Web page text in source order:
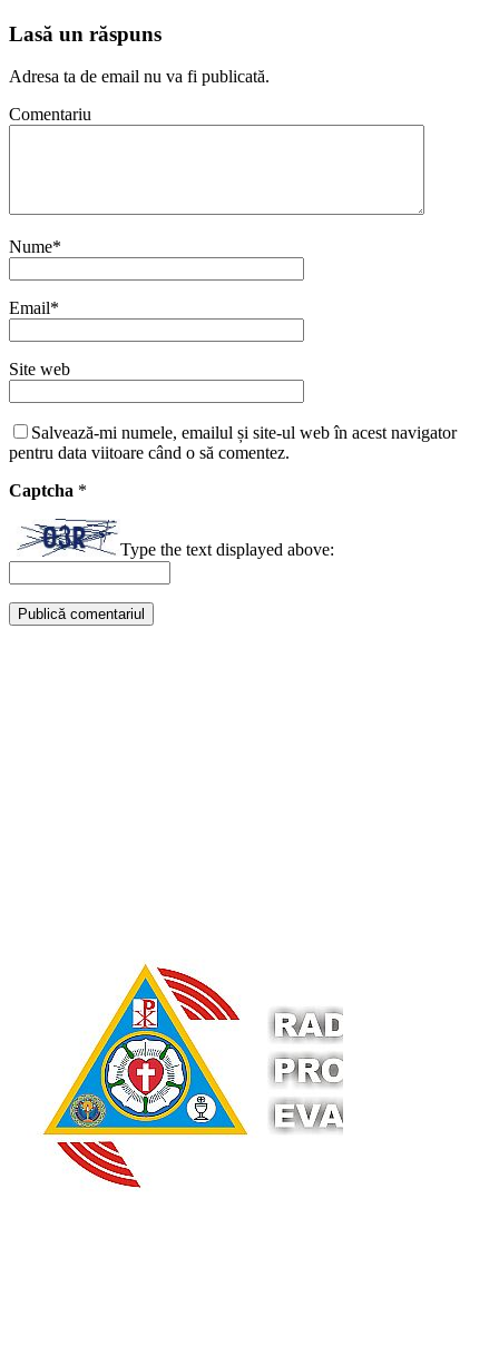
Lasă un răspuns
Adresa ta de email nu va fi publicată.
Comentariu
Nume*
Email*
Site web
Salvează-mi numele, emailul și site-ul web în acest navigator
pentru data viitoare când o să comentez.
Captcha *
Type the text displayed above: